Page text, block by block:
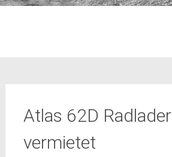
Atlas 62D Radlader
vermietet